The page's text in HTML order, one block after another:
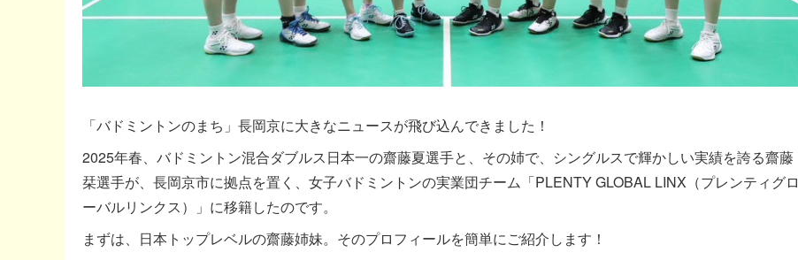
「バドミントンのまち」長岡京に大きなニュースが飛び込んできました！
2025年春、バドミントン混合ダブルス日本一の齋藤夏選手と、その姉で、シングルスで輝かしい実績を誇る齋藤
栞選手が、長岡京市に拠点を置く、女子バドミントンの実業団チーム「PLENTY GLOBAL LINX（プレンティグロ
ーバルリンクス）」に移籍したのです。
まずは、日本トップレベルの齋藤姉妹。そのプロフィールを簡単にご紹介します！